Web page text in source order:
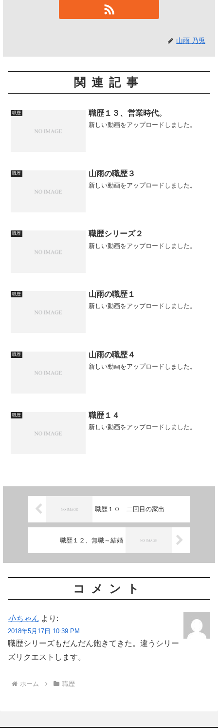
山雨 乃兎
関連記事
職歴 職歴１３、営業時代。
新しい動画をアップロードしました。
職歴 山雨の職歴３
新しい動画をアップロードしました。
職歴 職歴シリーズ２
新しい動画をアップロードしました。
職歴 山雨の職歴１
新しい動画をアップロードしました。
職歴 山雨の職歴４
新しい動画をアップロードしました。
職歴 職歴１４
新しい動画をアップロードしました。
職歴１０ 二回目の家出
職歴１２、無職～結婚
コメント
小ちゃん より:
2018年5月17日 10:39 PM
職歴シリーズもだんだん飽きてきた。違うシリー
ズリクエストします。
ホーム 職歴